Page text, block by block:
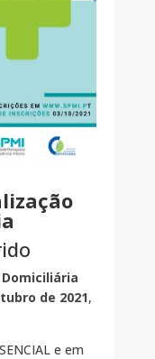
de 2021,
e em